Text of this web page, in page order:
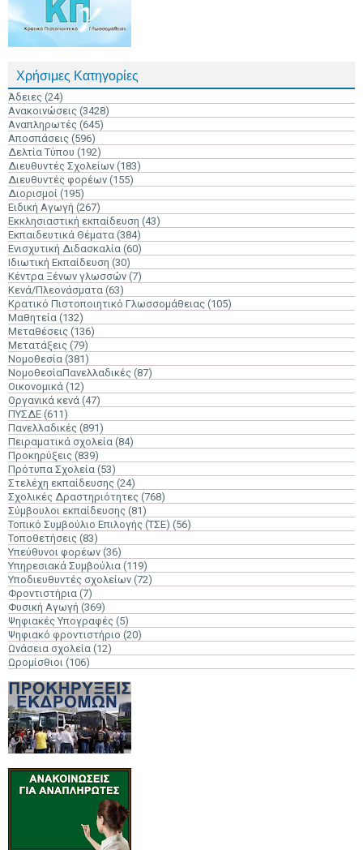
Χρήσιμες Κατηγορίες
Άδειες (24)
Ανακοινώσεις (3428)
Αναπληρωτές (645)
Αποσπάσεις (596)
Δελτία Τύπου (192)
Διευθυντές Σχολείων (183)
Διευθυντές φορέων (155)
Διορισμοί (195)
Ειδική Αγωγή (267)
Εκκλησιαστική εκπαίδευση (43)
Εκπαιδευτικά Θέματα (384)
Ενισχυτική Διδασκαλία (60)
Ιδιωτική Εκπαίδευση (30)
Κέντρα Ξένων γλωσσών (7)
Κενά/Πλεονάσματα (63)
Κρατικό Πιστοποιητικό Γλωσσομάθειας (105)
Μαθητεία (132)
Μεταθέσεις (136)
Μετατάξεις (79)
Νομοθεσία (381)
ΝομοθεσίαΠανελλαδικές (87)
Οικονομικά (12)
Οργανικά κενά (47)
ΠΥΣΔΕ (611)
Πανελλαδικές (891)
Πειραματικά σχολεία (84)
Προκηρύξεις (839)
Πρότυπα Σχολεία (53)
Στελέχη εκπαίδευσης (24)
Σχολικές Δραστηριότητες (768)
Σύμβουλοι εκπαίδευσης (81)
Τοπικό Συμβούλιο Επιλογής (ΤΣΕ) (56)
Τοποθετήσεις (83)
Υπεύθυνοι φορέων (36)
Υπηρεσιακά Συμβούλια (119)
Υποδιευθυντές σχολείων (72)
Φροντιστήρια (7)
Φυσική Αγωγή (369)
Ψηφιακές Υπογραφές (5)
Ψηφιακό φροντιστήριο (20)
Ωνάσεια σχολεία (12)
Ωρομίσθιοι (106)